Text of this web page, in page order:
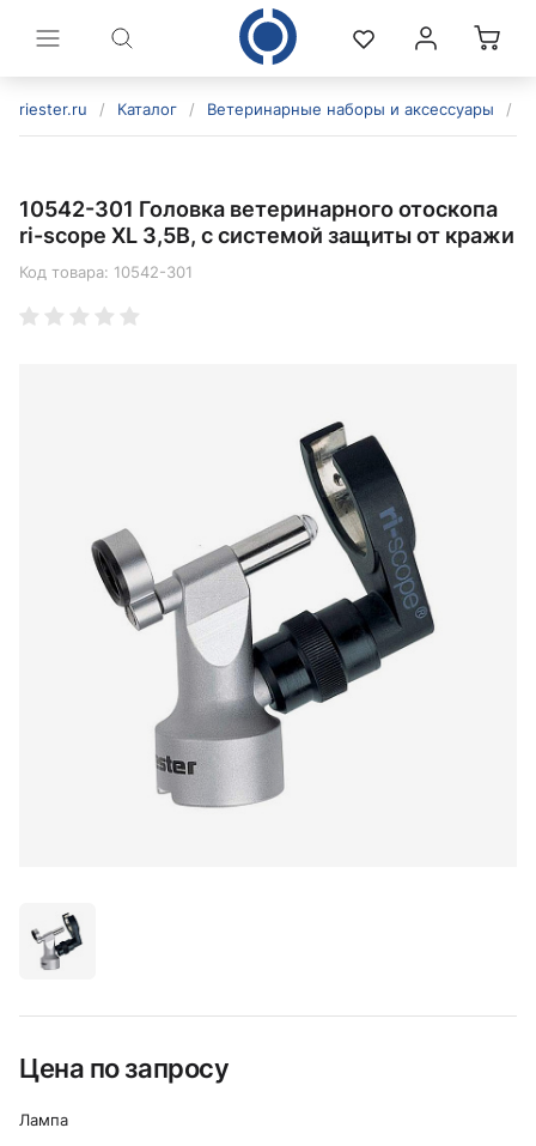
riester.ru / Каталог / Ветеринарные наборы и аксессуары /
10542-301 Головка ветеринарного отоскопа
ri-scope XL 3,5В, с системой защиты от кражи
Код товара: 10542-301
Цена по запросу
Лампа
политикой конфиденциальности